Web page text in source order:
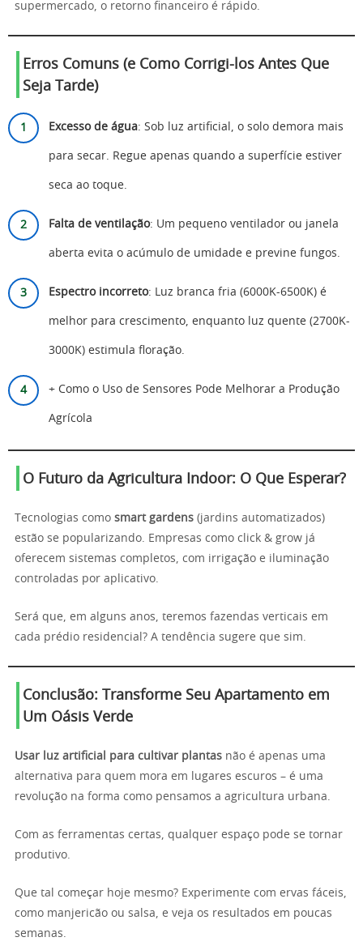
supermercado, o retorno financeiro é rápido.
Erros Comuns (e Como Corrigi-los Antes Que
Seja Tarde)
Excesso de água: Sob luz artificial, o solo demora mais
para secar. Regue apenas quando a superfície estiver
seca ao toque.
Falta de ventilação: Um pequeno ventilador ou janela
aberta evita o acúmulo de umidade e previne fungos.
Espectro incorreto: Luz branca fria (6000K-6500K) é
melhor para crescimento, enquanto luz quente (2700K-
3000K) estimula floração.
+ Como o Uso de Sensores Pode Melhorar a Produção
Agrícola
O Futuro da Agricultura Indoor: O Que Esperar?
Tecnologias como smart gardens (jardins automatizados)
estão se popularizando. Empresas como click & grow já
oferecem sistemas completos, com irrigação e iluminação
controladas por aplicativo.
Será que, em alguns anos, teremos fazendas verticais em
cada prédio residencial? A tendência sugere que sim.
Conclusão: Transforme Seu Apartamento em
Um Oásis Verde
Usar luz artificial para cultivar plantas não é apenas uma
alternativa para quem mora em lugares escuros – é uma
revolução na forma como pensamos a agricultura urbana.
Com as ferramentas certas, qualquer espaço pode se tornar
produtivo.
Que tal começar hoje mesmo? Experimente com ervas fáceis,
como manjericão ou salsa, e veja os resultados em poucas
semanas.